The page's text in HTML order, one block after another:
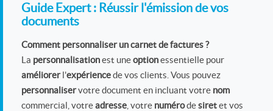
Guide Expert : Réussir l'émission de vos
documents
Comment personnaliser un carnet de factures ?
La personnalisationest uneoptionessentielle pour
améliorerl'expériencede vos clients. Vous pouvez
personnaliservotre document en incluant votre nom
commercial, votreadresse , votre numérodesiretet vos